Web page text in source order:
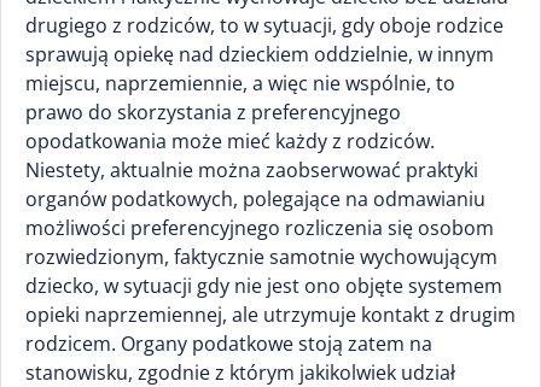
drugiego z rodziców, to w sytuacji, gdy oboje rodzice
sprawują opiekę nad dzieckiem oddzielnie, w innym
miejscu, naprzemiennie, a więc nie wspólnie, to
prawo do skorzystania z preferencyjnego
opodatkowania może mieć każdy z rodziców.
Niestety, aktualnie można zaobserwować praktyki
organów podatkowych, polegające na odmawianiu
możliwości preferencyjnego rozliczenia się osobom
rozwiedzionym, faktycznie samotnie wychowującym
dziecko, w sytuacji gdy nie jest ono objęte systemem
opieki naprzemiennej, ale utrzymuje kontakt z drugim
rodzicem. Organy podatkowe stoją zatem na
stanowisku, zgodnie z którym jakikolwiek udział